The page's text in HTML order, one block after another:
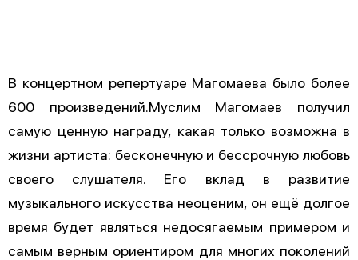
В концертном репертуаре Магомаева было более
600 произведений.Муслим Магомаев получил
самую ценную награду, какая только возможна в
жизни артиста: бесконечную и бессрочную любовь
своего слушателя. Его вклад в развитие
музыкального искусства неоценим, он ещё долгое
время будет являться недосягаемым примером и
самым верным ориентиром для многих поколений